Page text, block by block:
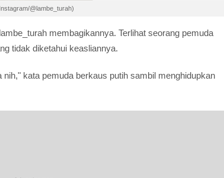
@lambe_turah)
membagikannya. Terlihat seorang pemuda
tidak diketahui keasliannya.
kata pemuda berkaus putih sambil menghidupkan